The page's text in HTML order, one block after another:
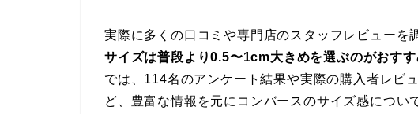
実際に多くの口コミや専門店のスタッフレビューを
サイズは普段より0.5〜1cm大きめを選ぶのがおすす
では、114名のアンケート結果や実際の購入者レビ
ど、豊富な情報を元にコンバースのサイズ感につい